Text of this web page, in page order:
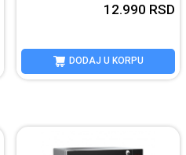
12.990 RSD
DODAJ U KORPU